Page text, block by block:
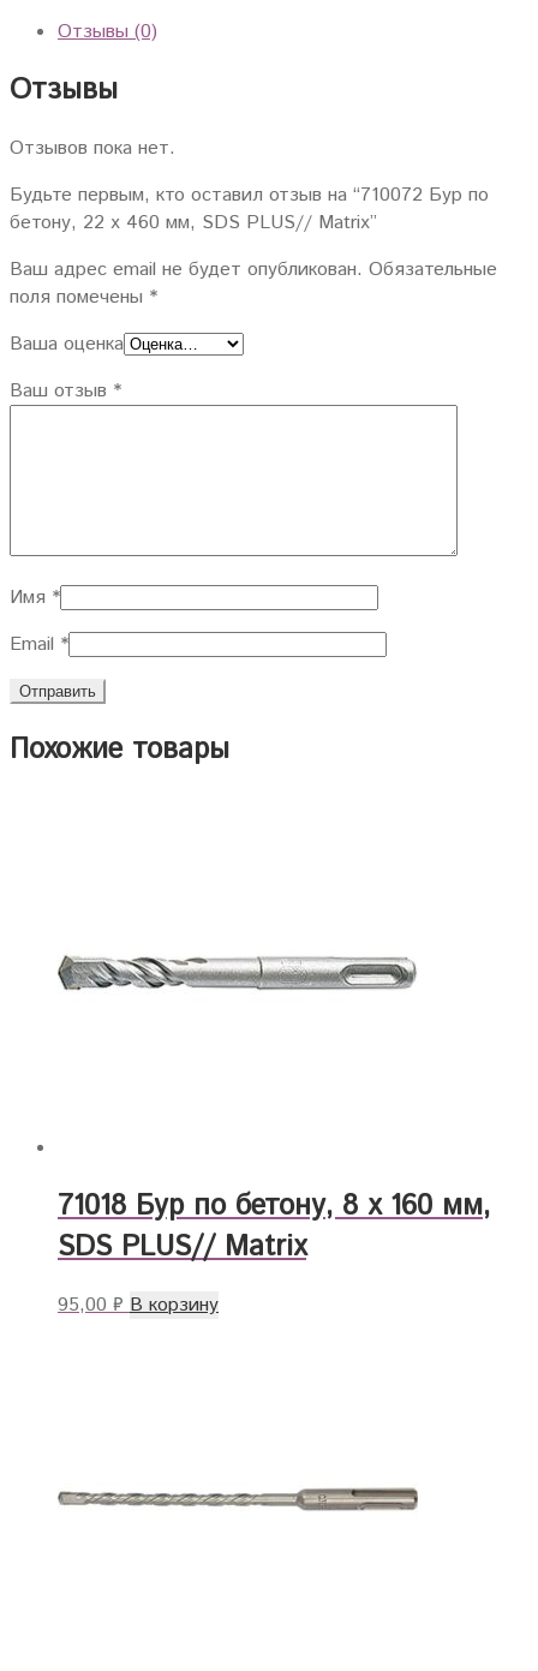
Отзывы (0)
Отзывы
Отзывов пока нет.
Будьте первым, кто оставил отзыв на “710072 Бур по
бетону, 22 х 460 мм, SDS PLUS// Matrix”
Ваш адрес email не будет опубликован. Обязательные
поля помечены *
Ваша оценка
Ваш отзыв *
Имя *
Email *
Похожие товары
71018 Бур по бетону, 8 x 160 мм,
SDS PLUS// Matrix
95,00₽ В корзину